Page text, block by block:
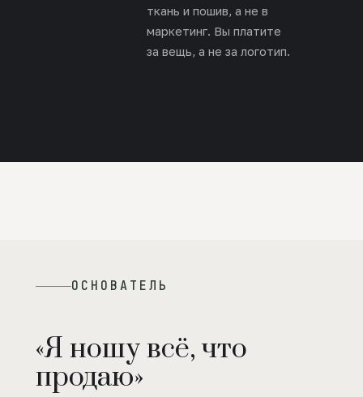
ткань и пошив, а не в
маркетинг. Вы платите
за вещь, а не за логотип.
ОСНОВАТЕЛЬ
«Я ношу всё, что
продаю»